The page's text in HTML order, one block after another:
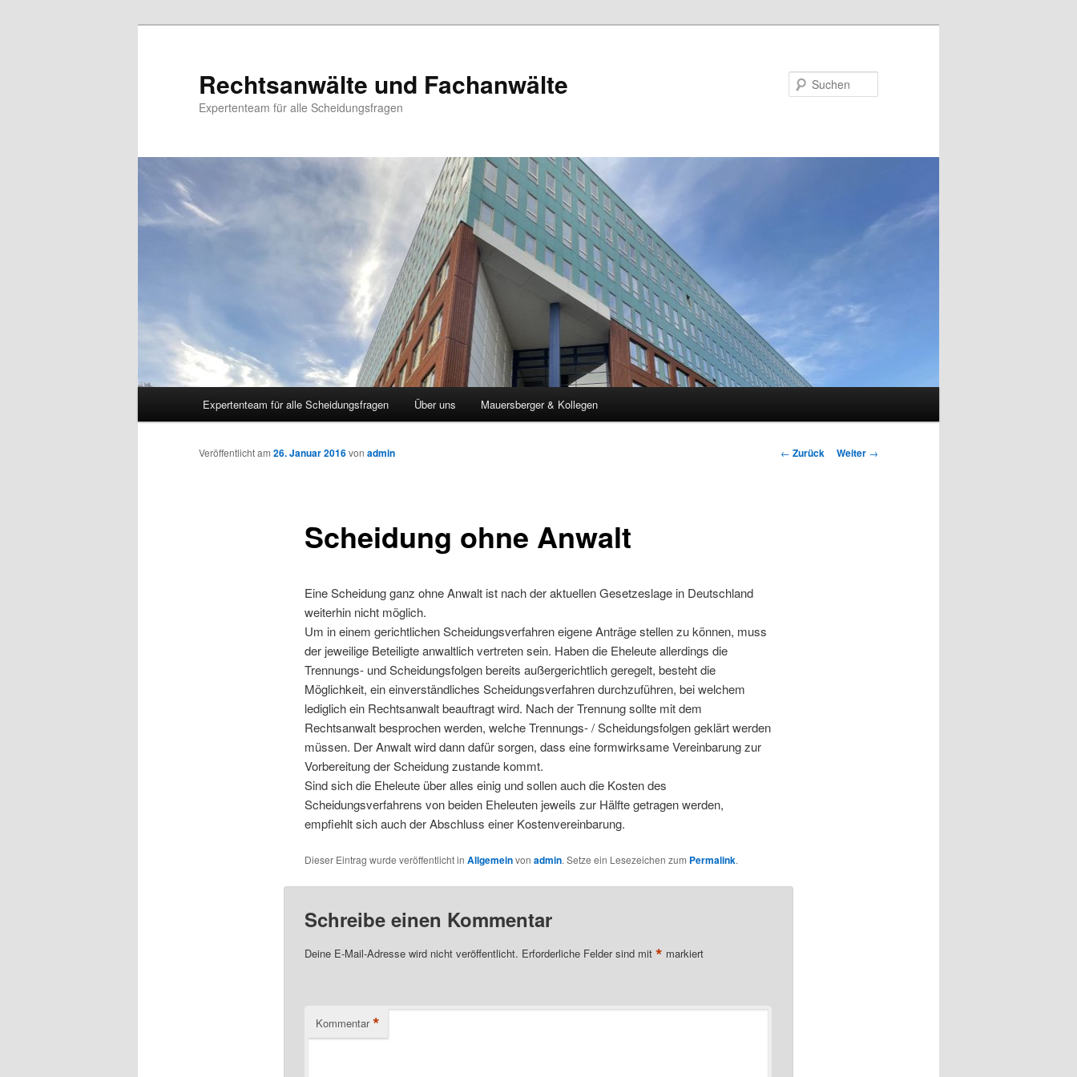
Rechtsanwälte und Fachanwälte
Expertenteam für alle Scheidungsfragen
Expertenteam für alle Scheidungsfragen Über uns Mauersberger & Kollegen
Beitragsnavigation
← Zurück Weiter →
Scheidung ohne Anwalt
Veröffentlicht am 26. Januar 2016von admin
Eine Scheidung ganz ohne Anwalt ist nach der aktuellen Gesetzeslage in Deutschland
weiterhin nicht möglich.
Um in einem gerichtlichen Scheidungsverfahren eigene Anträge stellen zu können, muss
der jeweilige Beteiligte anwaltlich vertreten sein. Haben die Eheleute allerdings die
Trennungs- und Scheidungsfolgen bereits außergerichtlich geregelt, besteht die
Möglichkeit, ein einverständliches Scheidungsverfahren durchzuführen, bei welchem
lediglich ein Rechtsanwalt beauftragt wird. Nach der Trennung sollte mit dem
Rechtsanwalt besprochen werden, welche Trennungs- / Scheidungsfolgen geklärt werden
müssen. Der Anwalt wird dann dafür sorgen, dass eine formwirksame Vereinbarung zur
Vorbereitung der Scheidung zustande kommt.
Sind sich die Eheleute über alles einig und sollen auch die Kosten des
Scheidungsverfahrens von beiden Eheleuten jeweils zur Hälfte getragen werden,
empfiehlt sich auch der Abschluss einer Kostenvereinbarung.
Dieser Eintrag wurde veröffentlicht in Allgemeinvon admin. Setze ein Lesezeichen zum Permalink.
Schreibe einen Kommentar
Deine E-Mail-Adresse wird nicht veröffentlicht. Erforderliche Felder sind mit * markiert
Kommentar *